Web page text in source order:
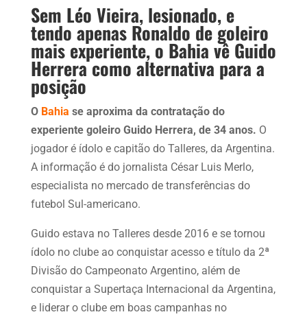
Sem Léo Vieira, lesionado, e
tendo apenas Ronaldo de goleiro
mais experiente, o Bahia vê Guido
Herrera como alternativa para a
posição
O Bahia se aproxima da contratação do
experiente goleiro Guido Herrera, de 34 anos. O
jogador é ídolo e capitão do Talleres, da Argentina.
A informação é do jornalista César Luis Merlo,
especialista no mercado de transferências do
futebol Sul-americano.
Guido estava no Talleres desde 2016 e se tornou
ídolo no clube ao conquistar acesso e título da 2ª
Divisão do Campeonato Argentino, além de
conquistar a Supertaça Internacional da Argentina,
e liderar o clube em boas campanhas no